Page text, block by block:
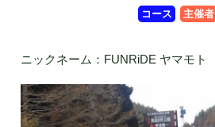
コース 主催者
ニックネーム：FUNRiDE ヤマモト